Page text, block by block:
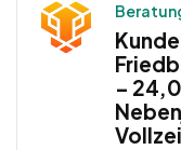
–